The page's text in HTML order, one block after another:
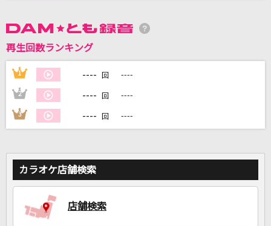
再生回数ランキング
1 ---- 回 ----
2 ---- 回 ----
3 ---- 回 ----
カラオケ店舗検索
店舗検索